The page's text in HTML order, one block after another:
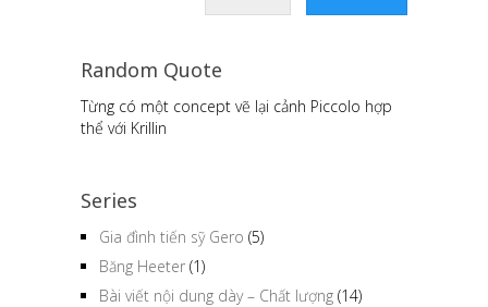
Random Quote
Từng có một concept vẽ lại cảnh Piccolo hợp
thể với Krillin
Series
Gia đình tiến sỹ Gero (5)
Băng Heeter (1)
Bài viết nội dung dày – Chất lượng (14)